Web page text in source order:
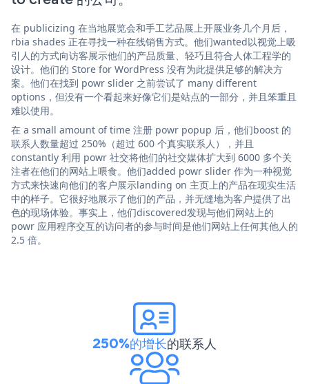
在 publicizing 在当地展览会和手工艺品展上开展业务几个月后，
rbia shades 正在寻找一种在线销售方式。他们wanted以视觉上吸
引人的方式向访客展示他们的产品质量、轻巧且符合人体工程学的
设计。他们的 Store for WordPress 没有为此提供足够的解决方
案。他们在找到 powr slider 之前尝试了 many different
options，但没有一个看起来好像它们是站点的一部分，并且笨重且
难以使用。
在 a small amount of time 注册 powr popup 后，他们boost 的
联系人数量超过 250%（超过 600 个真实联系人），并且
constantly 利用 powr 社交将他们的社交媒体扩大到 6000 多个关
注者在他们的网站上喂食。他们added powr slider 作为一种视觉
方式来快速向他们的客户展示landing on 主页上的产品在现实生活
中的样子。它很好地展示了他们的产品，并无缝地为客户提供了出
色的现场体验。事实上，他们discovered发现与他们网站上的
powr 应用程序交互的访问者的参与时间是他们网站上任何其他人的
2.5 倍。
250%的增长的联系人